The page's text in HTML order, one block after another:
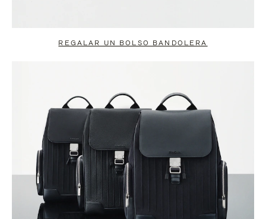
REGALAR UN BOLSO BANDOLERA